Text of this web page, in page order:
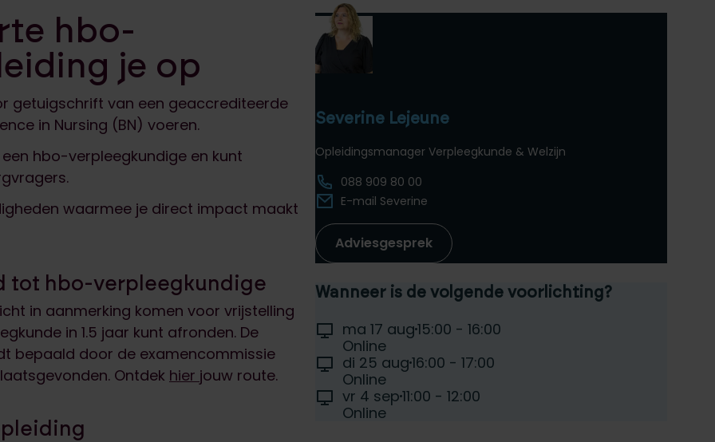
hbo-
je op
getuigschrift van een geaccrediteerde
in Nursing (BN) voeren.
hbo-verpleegkundige en kunt
waarmee je direct impact maakt
tot hbo-verpleegkundige
in aanmerking komen voor vrijstelling
in 1.5 jaar kunt afronden. De
bepaald door de examencommissie
Ontdek hier jouw route.
Severine Lejeune
Opleidingsmanager Verpleegkunde & Welzijn
088 909 80 00
E-mail Severine
Adviesgesprek
Wanneer is de volgende voorlichting?
Selecteer een voorlichtingsdag:
Datum:
ma 17 augTijd:
15:00 - 16:00
Locatie:
Online
Datum:
di 25 augTijd:
16:00 - 17:00
Locatie:
Online
Datum:
vr 4 sepTijd:
11:00 - 12:00
Locatie:
Online